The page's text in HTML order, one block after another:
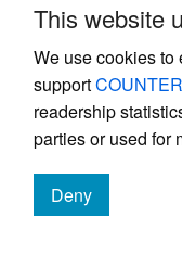
This website
We use cookies to
support
readership
parties or used for
Deny
cookies
randomisierte
dritten
Woche 14 auf
hatten. Alle
eine sub-
Vedolizumab
analysierte